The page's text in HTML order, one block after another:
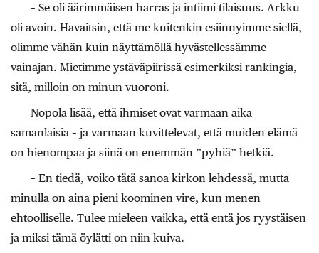
– Se oli äärimmäisen harras ja intiimi tilaisuus. Arkku
oli avoin. Havaitsin, että me kuitenkin esiinnyimme siellä,
olimme vähän kuin näyttämöllä hyvästellessämme
vainajan. Mietimme ystäväpiirissä esimerkiksi rankingia,
sitä, milloin on minun vuoroni.
Nopola lisää, että ihmiset ovat varmaan aika
samanlaisia – ja varmaan kuvittelevat, että muiden elämä
on hienompaa ja siinä on enemmän ”pyhiä” hetkiä.
– En tiedä, voiko tätä sanoa kirkon lehdessä, mutta
minulla on aina pieni koominen vire, kun menen
ehtoolliselle. Tulee mieleen vaikka, että entä jos ryystäisen
ja miksi tämä öylätti on niin kuiva.